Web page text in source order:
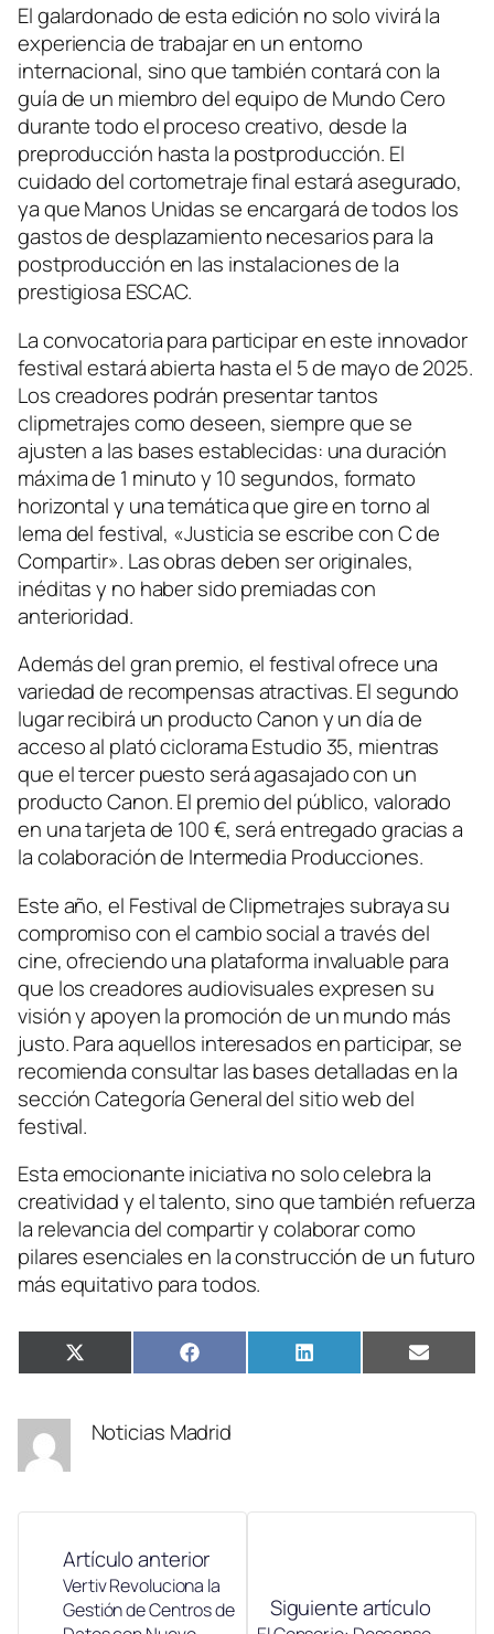
El galardonado de esta edición no solo vivirá la
experiencia de trabajar en un entorno
internacional, sino que también contará con la
guía de un miembro del equipo de Mundo Cero
durante todo el proceso creativo, desde la
preproducción hasta la postproducción. El
cuidado del cortometraje final estará asegurado,
ya que Manos Unidas se encargará de todos los
gastos de desplazamiento necesarios para la
postproducción en las instalaciones de la
prestigiosa ESCAC.
La convocatoria para participar en este innovador
festival estará abierta hasta el 5 de mayo de 2025.
Los creadores podrán presentar tantos
clipmetrajes como deseen, siempre que se
ajusten a las bases establecidas: una duración
máxima de 1 minuto y 10 segundos, formato
horizontal y una temática que gire en torno al
lema del festival, «Justicia se escribe con C de
Compartir». Las obras deben ser originales,
inéditas y no haber sido premiadas con
anterioridad.
Además del gran premio, el festival ofrece una
variedad de recompensas atractivas. El segundo
lugar recibirá un producto Canon y un día de
acceso al plató ciclorama Estudio 35, mientras
que el tercer puesto será agasajado con un
producto Canon. El premio del público, valorado
en una tarjeta de 100 €, será entregado gracias a
la colaboración de Intermedia Producciones.
Este año, el Festival de Clipmetrajes subraya su
compromiso con el cambio social a través del
cine, ofreciendo una plataforma invaluable para
que los creadores audiovisuales expresen su
visión y apoyen la promoción de un mundo más
justo. Para aquellos interesados en participar, se
recomienda consultar las bases detalladas en la
sección Categoría General del sitio web del
festival.
Esta emocionante iniciativa no solo celebra la
creatividad y el talento, sino que también refuerza
la relevancia del compartir y colaborar como
pilares esenciales en la construcción de un futuro
más equitativo para todos.
Compartir
en
X
(Twitter)
Compartir
en
Facebook Compartir
en
LinkedIn
en
Email
Noticias Madrid
Artículo anterior
Vertiv Revoluciona la
Gestión de Centros de
Siguiente artículo